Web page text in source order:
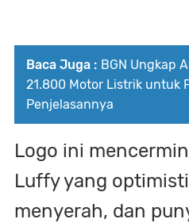
Baca Juga : BGN Ungkap
21.800 Motor Listrik untuk
Penjelasannya
Logo ini
Luffy yang
menyerah, dan